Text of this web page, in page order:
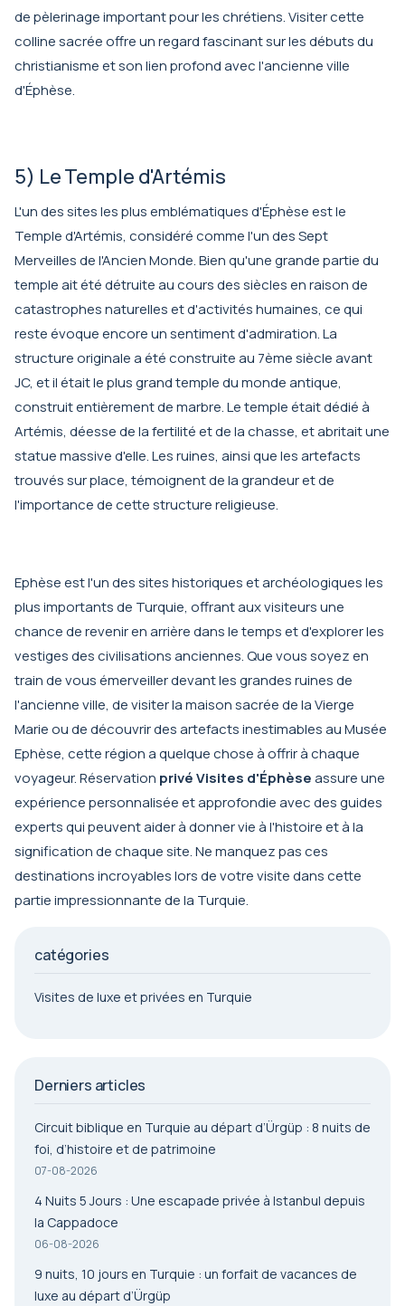
de pèlerinage important pour les chrétiens. Visiter cette
colline sacrée offre un regard fascinant sur les débuts du
christianisme et son lien profond avec l'ancienne ville
d'Éphèse.
5) Le Temple d'Artémis
L'un des sites les plus emblématiques d'Éphèse est le
Temple d'Artémis, considéré comme l'un des Sept
Merveilles de l'Ancien Monde. Bien qu'une grande partie du
temple ait été détruite au cours des siècles en raison de
catastrophes naturelles et d'activités humaines, ce qui
reste évoque encore un sentiment d'admiration. La
structure originale a été construite au 7ème siècle avant
JC, et il était le plus grand temple du monde antique,
construit entièrement de marbre. Le temple était dédié à
Artémis, déesse de la fertilité et de la chasse, et abritait une
statue massive d'elle. Les ruines, ainsi que les artefacts
trouvés sur place, témoignent de la grandeur et de
l'importance de cette structure religieuse.
Ephèse est l'un des sites historiques et archéologiques les
plus importants de Turquie, offrant aux visiteurs une
chance de revenir en arrière dans le temps et d'explorer les
vestiges des civilisations anciennes. Que vous soyez en
train de vous émerveiller devant les grandes ruines de
l'ancienne ville, de visiter la maison sacrée de la Vierge
Marie ou de découvrir des artefacts inestimables au Musée
Ephèse, cette région a quelque chose à offrir à chaque
voyageur. Réservation privé Visites d'Éphèseassure une
expérience personnalisée et approfondie avec des guides
experts qui peuvent aider à donner vie à l'histoire et à la
signification de chaque site. Ne manquez pas ces
destinations incroyables lors de votre visite dans cette
partie impressionnante de la Turquie.
catégories
Visites de luxe et privées en Turquie
Derniers articles
Circuit biblique en Turquie au départ d’Ürgüp : 8 nuits de
foi, d’histoire et de patrimoine
07-08-2026
4 Nuits 5 Jours : Une escapade privée à Istanbul depuis
la Cappadoce
06-08-2026
9 nuits, 10 jours en Turquie : un forfait de vacances de
luxe au départ d’Ürgüp